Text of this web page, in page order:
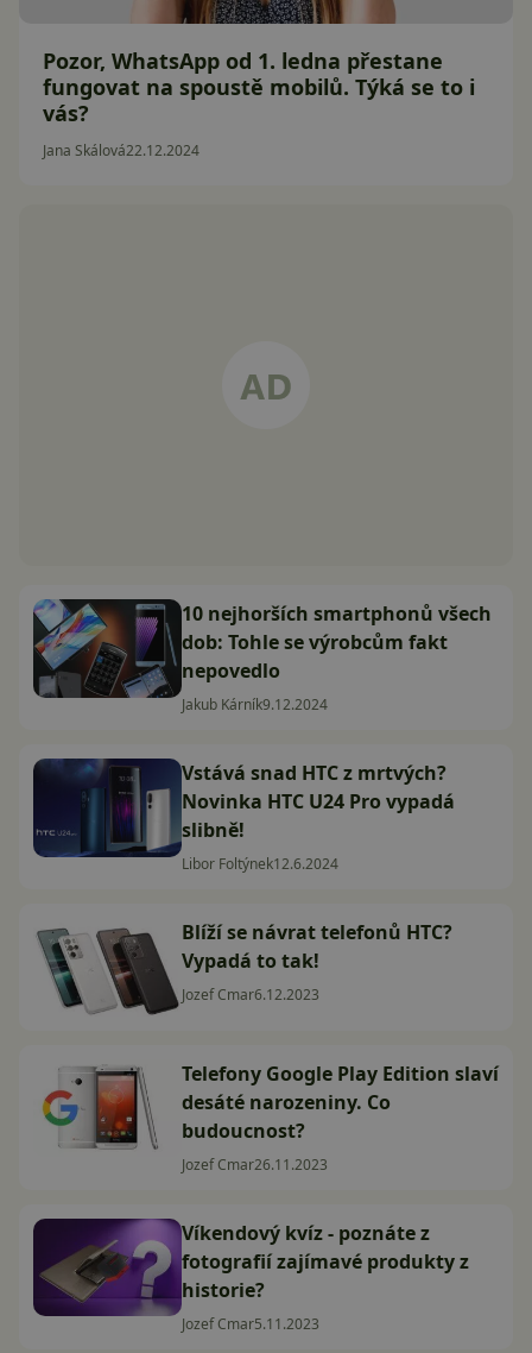
Pozor, WhatsApp od 1. ledna přestane
fungovat na spoustě mobilů. Týká se to i
vás?
Jana Skálová22.12.2024
10 nejhorších smartphonů všech
dob: Tohle se výrobcům fakt
nepovedlo
Jakub Kárník9.12.2024
Vstává snad HTC z mrtvých?
Novinka HTC U24 Pro vypadá
slibně!
Libor Foltýnek12.6.2024
Blíží se návrat telefonů HTC?
Vypadá to tak!
Jozef Cmar6.12.2023
Telefony Google Play Edition slaví
desáté narozeniny. Co
budoucnost?
Jozef Cmar26.11.2023
Víkendový kvíz - poznáte z
fotografií zajímavé produkty z
historie?
Jozef Cmar5.11.2023